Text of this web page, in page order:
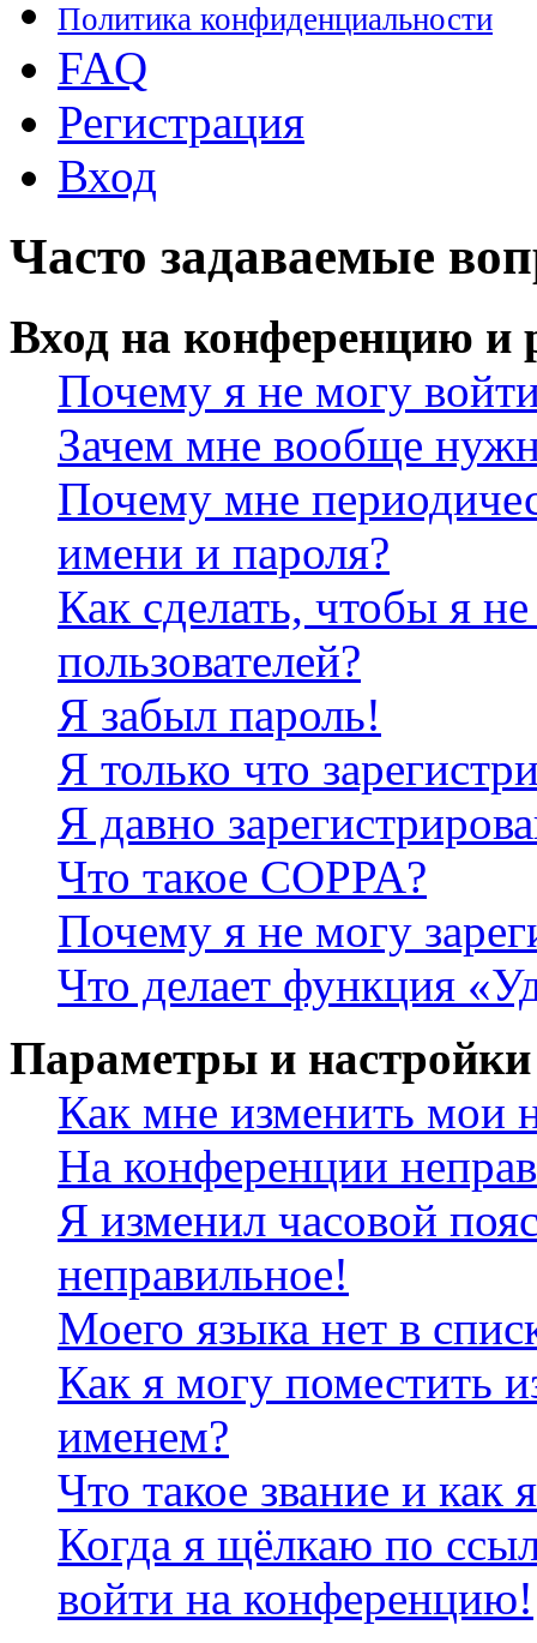
Политика конфиденциальности
FAQ
Регистрация
Вход
Часто задаваемые
Вход на конференцию и
Почему я не могу
Зачем мне вообще
Почему мне
имени и пароля?
Как сделать, чтобы я
пользователей?
Я забыл пароль!
Я только что
Я давно
Что такое COPPA?
Почему я не могу
Что делает функция
Параметры и настройки
Как мне изменить мои
На конференции
Я изменил часовой
неправильное!
Моего языка нет в
Как я могу поместить
именем?
Что такое звание и как
Когда я щёлкаю по
войти на конференцию!